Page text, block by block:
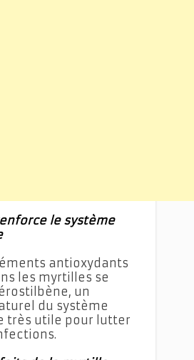
le système
antioxydants
les myrtilles se
un
du système
très utile pour lutter